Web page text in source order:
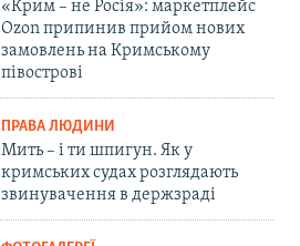
«Крим – не Росія»: маркетплейс
Ozon припинив прийом нових
замовлень на Кримському
півострові
ПРАВА ЛЮДИНИ
Мить – і ти шпигун. Як у
кримських судах розглядають
звинувачення в держзраді